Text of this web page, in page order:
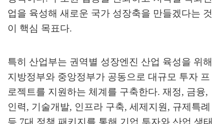
업을 육성해 새로운 국가 성장축을 만들겠다는 것
이 핵심 목표다.
특히 산업부는 권역별 성장엔진 산업 육성을 위해
지방정부와 중앙정부가 공동으로 대규모 투자 프
로젝트를 지원하는 체계를 구축한다. 재정, 금융,
인력, 기술개발, 인프라 구축, 세제지원, 규제특례
등 7대 정책 패키지를 통해 기업 투자와 산업 생태